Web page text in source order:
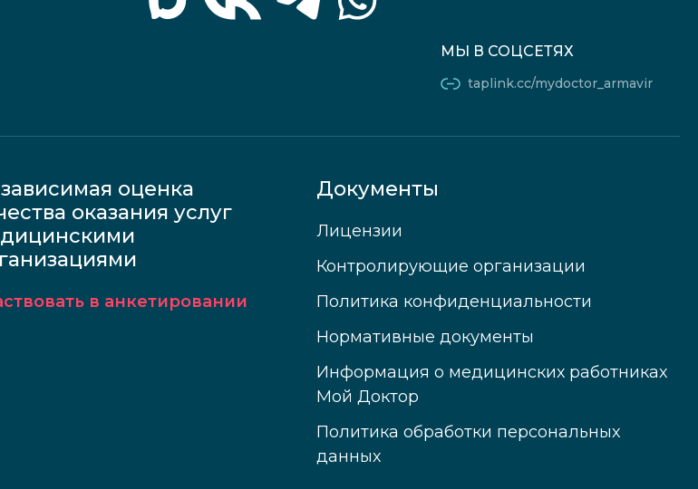
МЫ В СОЦСЕТЯХ
taplink.cc/mydoctor_armavir
оценка
оказания услуг
в анкетировании
Документы
Лицензии
Контролирующие организации
Политика конфиденциальности
Нормативные документы
Информация о медицинских работниках
Мой Доктор
Политика обработки персональных
данных